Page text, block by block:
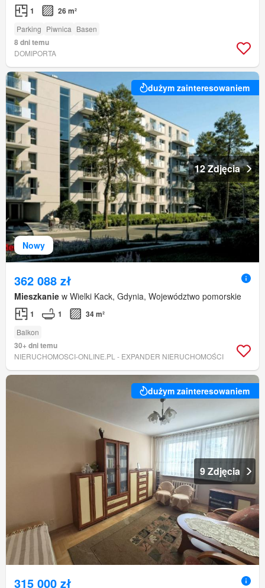
1 26 m²
Parking Piwnica Basen
8 dni temu
DOMIPORTA
Nowy
dużym zainteresowaniem
12 Zdjęcia
362 088 zł
Mieszkanie w Wielki Kack, Gdynia, Województwo pomorskie
1 1 34 m²
Balkon
30+ dni temu
NIERUCHOMOSCI-ONLINE.PL - EXPANDER NIERUCHOMOŚCI
dużym zainteresowaniem
9 Zdjęcia
315 000 zł